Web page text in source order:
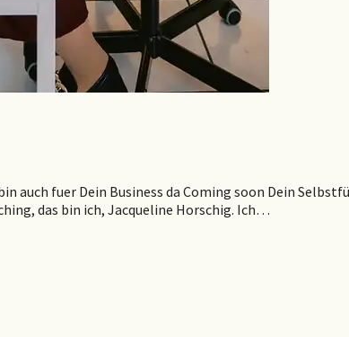
auch fuer Dein Business da Coming soon Dein
das bin ich, Jacqueline Horschig. Ich…